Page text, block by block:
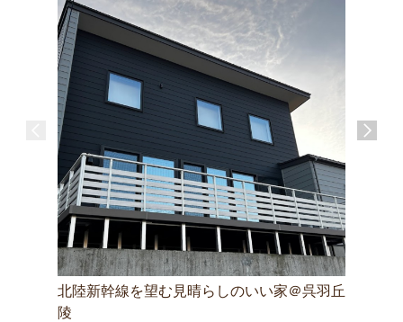
北陸新幹線を望む見晴らしのいい家＠呉羽丘
陵